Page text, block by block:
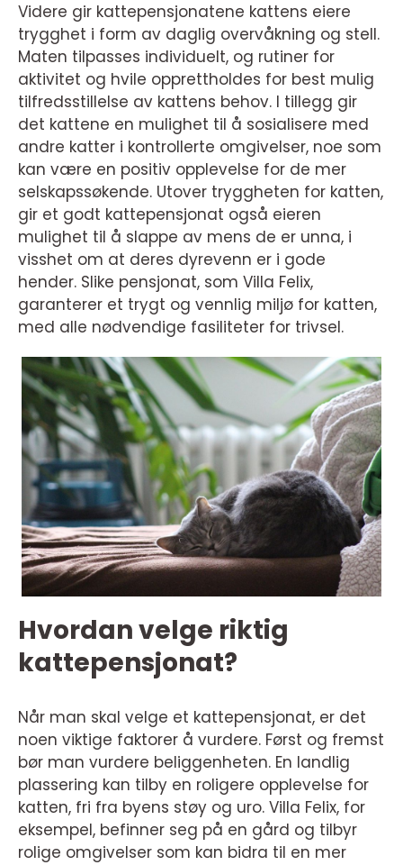
Videre gir kattepensjonatene kattens eiere
trygghet i form av daglig overvåkning og stell.
Maten tilpasses individuelt, og rutiner for
aktivitet og hvile opprettholdes for best mulig
tilfredsstillelse av kattens behov. I tillegg gir
det kattene en mulighet til å sosialisere med
andre katter i kontrollerte omgivelser, noe som
kan være en positiv opplevelse for de mer
selskapssøkende. Utover tryggheten for katten,
gir et godt kattepensjonat også eieren
mulighet til å slappe av mens de er unna, i
visshet om at deres dyrevenn er i gode
hender. Slike pensjonat, som Villa Felix,
garanterer et trygt og vennlig miljø for katten,
med alle nødvendige fasiliteter for trivsel.
Hvordan velge riktig
kattepensjonat?
Når man skal velge et kattepensjonat, er det
noen viktige faktorer å vurdere. Først og fremst
bør man vurdere beliggenheten. En landlig
plassering kan tilby en roligere opplevelse for
katten, fri fra byens støy og uro. Villa Felix, for
eksempel, befinner seg på en gård og tilbyr
rolige omgivelser som kan bidra til en mer